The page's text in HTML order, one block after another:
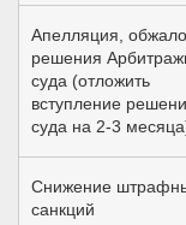
Апелляция,
решения
суда (отложить
вступление
суда на 2-3
Снижение
санкций